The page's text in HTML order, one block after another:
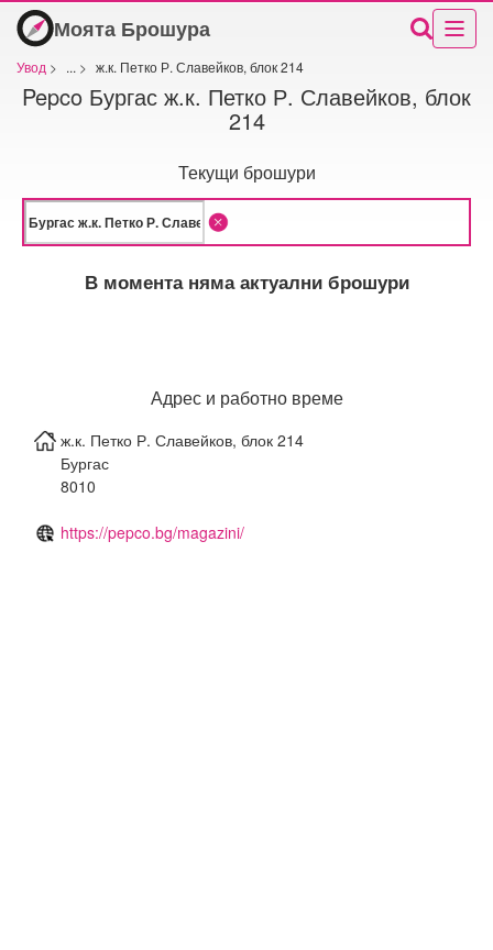
Моята Брошура
Увод > ... > ж.к. Петко Р. Славейков, блок 214
Pepco Бургас ж.к. Петко Р. Славейков, блок
214
Текущи брошури
В момента няма актуални брошури
Адрес и работно време
ж.к. Петко Р. Славейков, блок 214
Бургас
8010
https://pepco.bg/magazini/